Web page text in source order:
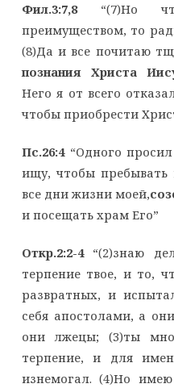
Фил.3:7,8“(7)Но
преимуществом, то
(8)Да и все почитаю
познания Христа
Него я от всего
чтобы приобрести
Пс.26:4 “Одного
ищу, чтобы
все дни жизни моей,
и посещать храм Его”
Откр.2:2-4“(2)знаю
терпение твое, и то,
развратных, и
себя апостолами, а
они лжецы; (3)ты
терпение, и для
изнемогал. (4)Но